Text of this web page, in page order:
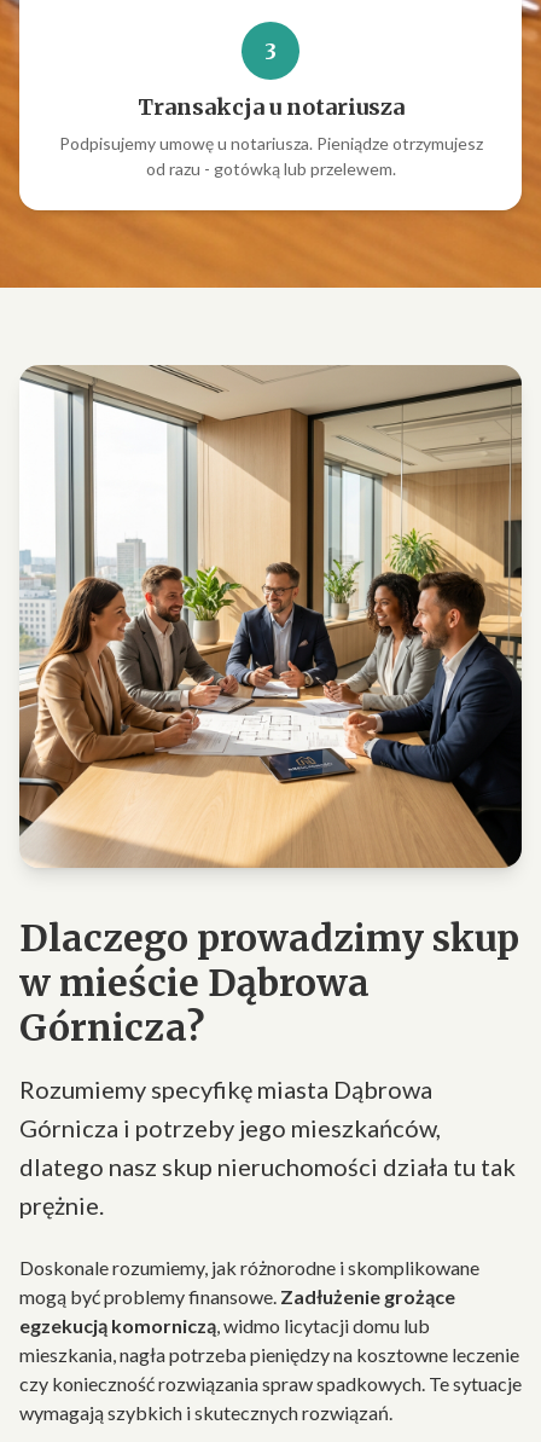
3
Transakcja u notariusza
Podpisujemy umowę u notariusza. Pieniądze otrzymujesz
od razu - gotówką lub przelewem.
Dlaczego prowadzimy skup
w mieście Dąbrowa
Górnicza?
Rozumiemy specyfikę miasta Dąbrowa
Górnicza i potrzeby jego mieszkańców,
dlatego nasz skup nieruchomości działa tu tak
prężnie.
Doskonale rozumiemy, jak różnorodne i skomplikowane
mogą być problemy finansowe. Zadłużenie grożące
egzekucją komorniczą, widmo licytacji domu lub
mieszkania, nagła potrzeba pieniędzy na kosztowne leczenie
czy konieczność rozwiązania spraw spadkowych. Te sytuacje
wymagają szybkich i skutecznych rozwiązań.